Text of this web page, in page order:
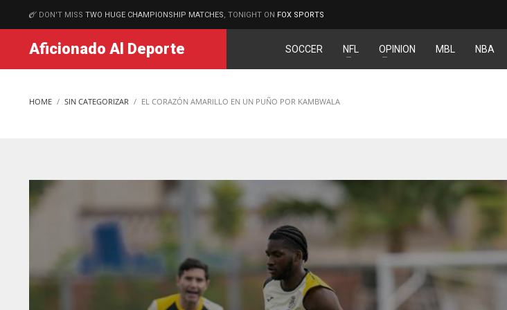
MATCHES
DON'T MISS TWO HUGE CHAMPIONSHIP MATCHES , TONIGHT ON FOX SPORTS
Aficionado Al Deporte SOCCER NFL OPINION MBL NBA
HOME SIN CATEGORIZAR EL CORAZÓN AMARILLO EN UN PUÑO POR KAMBWALA